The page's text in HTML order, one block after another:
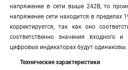
напряжение в сети выше 242В, то
напряжение сети находится в пределах
корректируется, так как оно
соответственно значения входного
цифровых индикаторах будут одинаковы.
Технические характеристики